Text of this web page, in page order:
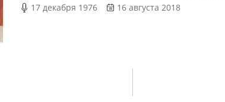
17 декабря 1976 16 августа 2018